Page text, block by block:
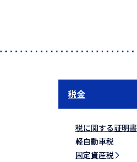
税金
税に関する証明書
軽自動車税
固定資産税